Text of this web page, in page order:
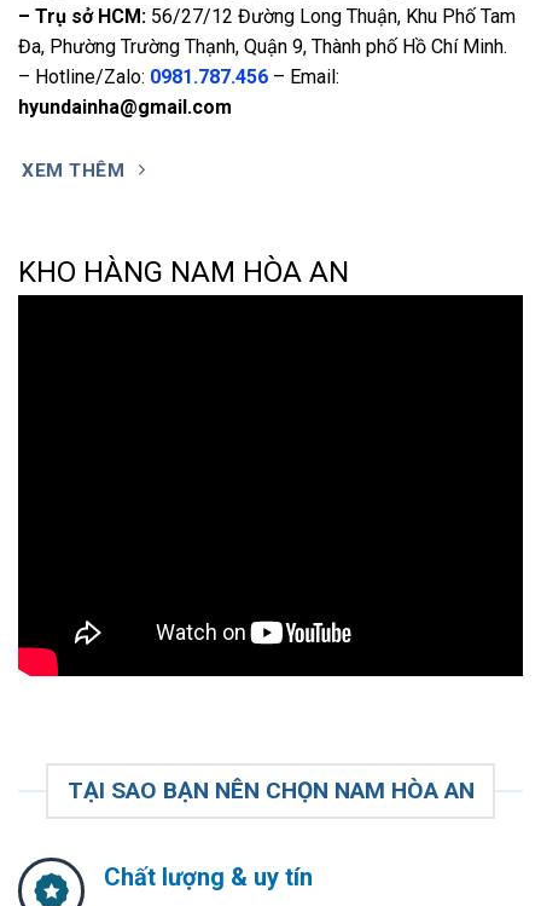
– Trụ sở HCM: 56/27/12 Đường Long Thuận, Khu Phố Tam
Đa, Phường Trường Thạnh, Quận 9, Thành phố Hồ Chí Minh.
– Hotline/Zalo: 0981.787.456 – Email:
hyundainha@gmail.com
XEM THÊM
KHO HÀNG NAM HÒA AN
TẠI SAO BẠN NÊN CHỌN NAM HÒA AN
Chất lượng & uy tín